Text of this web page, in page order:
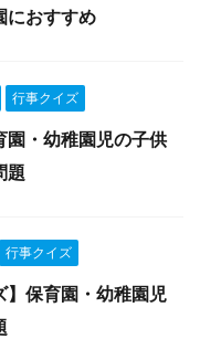
におすすめ
行事クイズ
園・幼稚園児の子供
題
行事クイズ
】保育園・幼稚園児